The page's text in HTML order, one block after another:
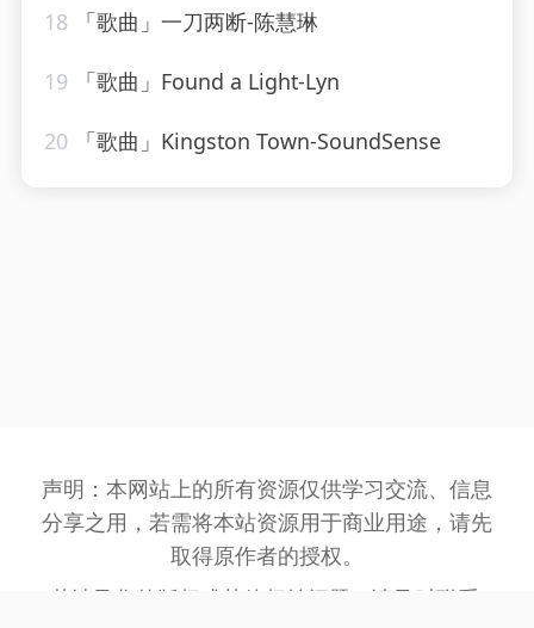
18 「歌曲」一刀两断-陈慧琳
19 「歌曲」Found a Light-Lyn
20 「歌曲」Kingston Town-SoundSense
声明：本网站上的所有资源仅供学习交流、信息
分享之用，若需将本站资源用于商业用途，请先
取得原作者的授权。
若涉及您的版权或其他权益问题，请及时联系: